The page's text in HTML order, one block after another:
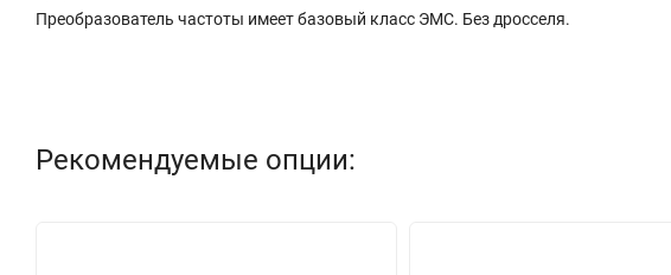
Преобразователь частоты имеет базовый класс ЭМС. Без дросселя.
Рекомендуемые опции: